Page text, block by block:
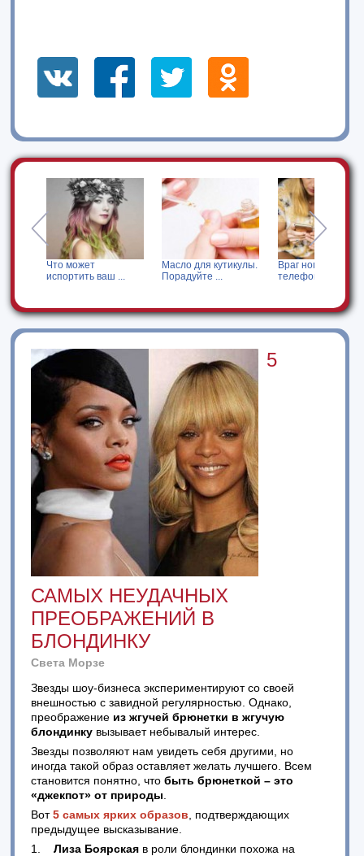
Что может
испортить ваш ...
Масло для кутикулы.
Порадуйте ...
Враг номер один -
телефонные ...
5
САМЫХ НЕУДАЧНЫХ
ПРЕОБРАЖЕНИЙ В
БЛОНДИНКУ
Света Морзе
Звезды шоу-бизнеса экспериментируют со своей
внешностью с завидной регулярностью. Однако,
преображение из жгучей брюнетки в жгучую
блондинку вызывает небывалый интерес.
Звезды позволяют нам увидеть себя другими, но
иногда такой образ оставляет желать лучшего. Всем
становится понятно, чтобыть брюнеткой – это
«джекпот» от природы
Вот5 самых ярких образов , подтверждающих
предыдущее высказывание.
1.Лиза Боярская в роли блондинки похожа на